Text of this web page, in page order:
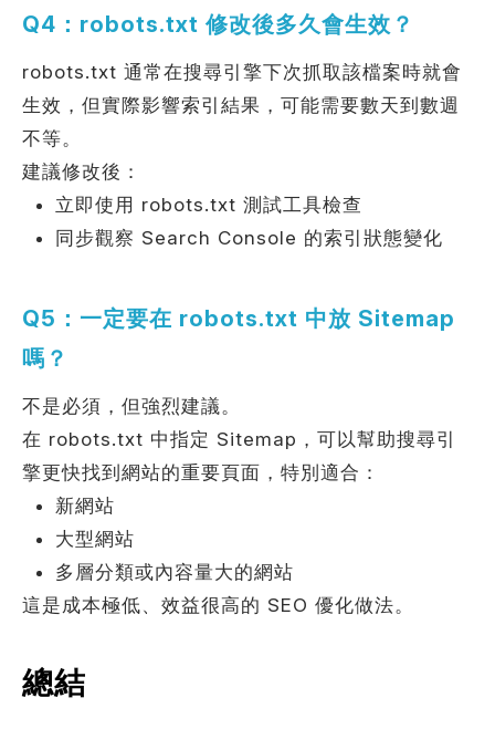
Q4：robots.txt 修改後多久會生效？
robots.txt 通常在搜尋引擎下次抓取該檔案時就會
生效，但實際影響索引結果，可能需要數天到數週
不等。
建議修改後：
立即使用 robots.txt 測試工具檢查
同步觀察 Search Console 的索引狀態變化
Q5：一定要在 robots.txt 中放 Sitemap
嗎？
不是必須，但強烈建議。
在 robots.txt 中指定 Sitemap，可以幫助搜尋引
擎更快找到網站的重要頁面，特別適合：
新網站
大型網站
多層分類或內容量大的網站
這是成本極低、效益很高的 SEO 優化做法。
總結